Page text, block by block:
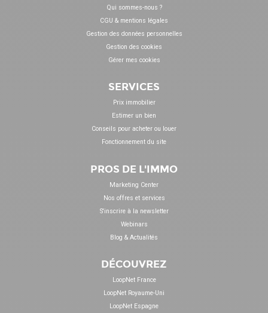
Qui sommes-nous ?
CGU & mentions légales
Gestion des données personnelles
Gestion des cookies
Gérer mes cookies
SERVICES
Prix immobilier
Estimer un bien
Conseils pour acheter ou louer
Fonctionnement du site
PROS DE L'IMMO
Marketing Center
Nos offres et services
S'inscrire à la newsletter
Webinars
Blog & Actualités
DÉCOUVREZ
LoopNet France
LoopNet Royaume-Uni
LoopNet Espagne